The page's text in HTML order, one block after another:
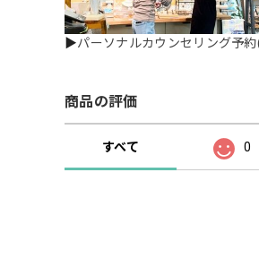
▶パーソナルカウンセリング予
商品の評価
すべて 0